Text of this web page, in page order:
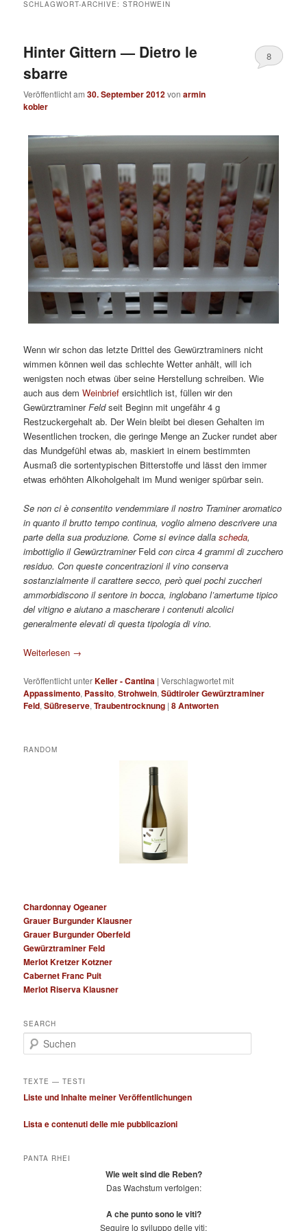
SCHLAGWORT-ARCHIVE:STROHWEIN
Hinter Gittern — Dietro le
sbarre
Veröffentlicht am30. September 2012vonarmin
kobler
8
Wenn wir schon das letzte Drittel des Gewürztraminers nicht
wimmen können weil das schlechte Wetter anhält, will ich
wenigsten noch etwas über seine Herstellung schreiben. Wie
auch aus demWeinbrief ersichtlich ist, füllen wir den
GewürztraminerFeldseit Beginn mit ungefähr 4 g
Restzuckergehalt ab. Der Wein bleibt bei diesen Gehalten im
Wesentlichen trocken, die geringe Menge an Zucker rundet aber
das Mundgefühl etwas ab, maskiert in einem bestimmten
Ausmaß die sortentypischen Bitterstoffe und lässt den immer
etwas erhöhten Alkoholgehalt im Mund weniger spürbar sein.
Se non ci è consentito vendemmiare il nostro Traminer aromatico
in quanto il brutto tempo continua, voglio almeno descrivere una
parte della sua produzione. Come si evince dallascheda,
imbottiglio il Gewürztraminer Feld con circa 4 grammi di zucchero
residuo. Con queste concentrazioni il vino conserva
sostanzialmente il carattere secco, però quei pochi zuccheri
ammorbidiscono il sentore in bocca, inglobano l’amertume tipico
del vitigno e aiutano a mascherare i contenuti alcolici
generalmente elevati di questa tipologia di vino.
Weiterlesen →
Veröffentlicht unterKeller - Cantina |Verschlagwortet mit
Appassimento, Passito,Strohwein,Südtiroler Gewürztraminer
Feld,Süßreserve,Traubentrocknung |8Antworten
RANDOM
Chardonnay Ogeaner
Grauer Burgunder Klausner
Grauer Burgunder Oberfeld
Gewürztraminer Feld
Merlot Kretzer Kotzner
Cabernet Franc Puit
Merlot Riserva Klausner
SEARCH
u
h
n
TEXTE — TESTI
Liste und Inhalte meiner Veröffentlichungen
Lista e contenuti delle mie pubblicazioni
PANTA RHEI
Wie weit sind die Reben?
Das Wachstum verfolgen:
A che punto sono le viti?
Seguire lo sviluppo delle viti: